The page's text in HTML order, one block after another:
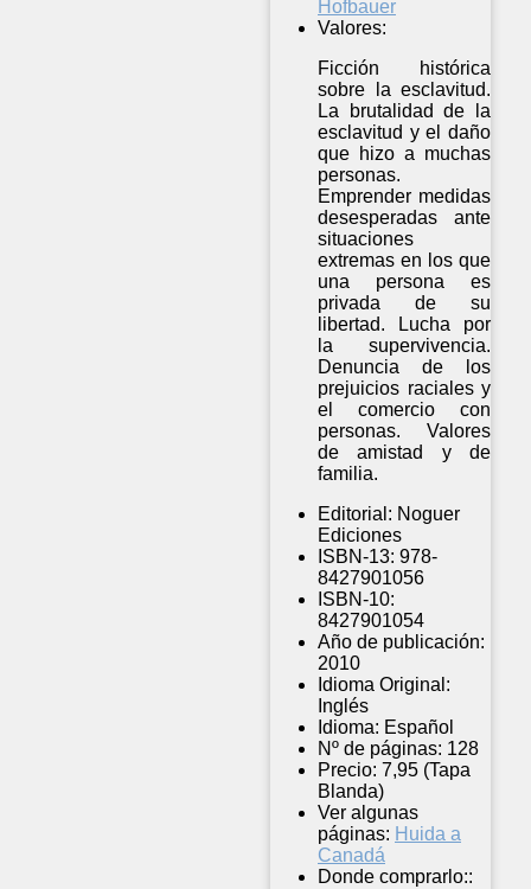
Hofbauer
Valores:
Ficción histórica
sobre la esclavitud.
La brutalidad de la
esclavitud y el daño
que hizo a muchas
personas.
Emprender medidas
desesperadas ante
situaciones
extremas en los que
una persona es
privada de su
libertad. Lucha por
la supervivencia.
Denuncia de los
prejuicios raciales y
el comercio con
personas. Valores
de amistad y de
familia.
Editorial: Noguer
Ediciones
ISBN-13: 978-
8427901056
ISBN-10:
8427901054
Año de publicación:
2010
Idioma Original:
Inglés
Idioma: Español
Nº de páginas: 128
Precio: 7,95 (Tapa
Blanda)
Ver algunas
páginas: Huida a
Canadá
Donde comprarlo::